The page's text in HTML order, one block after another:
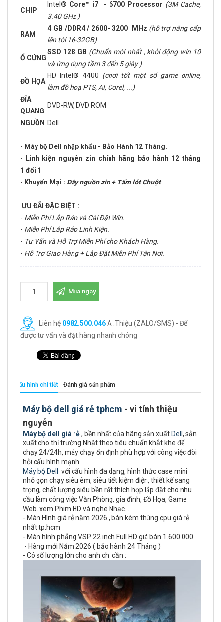
CHIP
Intel® Core™ i7 - 6700 Processor (3M Cache,
3.40 GHz )
RAM
4 GB /DDR4 / 2600- 3200 MHz (hỗ trợ nâng cấp
lên tới 16-32GB)
Ổ CỨNG
SSD 128 GB (Chuẩn mới nhất , khởi động win 10
và ứng dụng tầm 3 đến 5 giây )
ĐỒ HỌA
HD Intel® 4400 (chơi tốt một số game online,
làm đồ hoạ PTS, AI, Corel, ...)
ĐĨA
QUANG
DVD-RW, DVD ROM
NGUỒN Dell
- Máy bộ Dell nhập khẩu - Bảo Hành 12 Tháng.
-
Linh kiện nguyên zin chính hãng bảo hành 12 tháng
1 đổi 1
- Khuyến Mại : Dây nguồn zin + Tấm lót Chuột
ƯU ĐÃI ĐẶC BIỆT :
- Miễn Phí Lắp Ráp và Cài Đặt Win.
- Miễn Phí Lắp Ráp Linh Kiện.
- Tư Vấn và Hỗ Trợ Miễn Phí cho Khách Hàng.
- Hỗ Trợ Giao Hàng + Lắp Đặt Miễn Phí Tận Nơi.
Mua ngay
Liên hệ 0982.500.046A .Thiệu (ZALO/SMS) - Để
được tư vấn và đặt hàng nhanh chóng
Cấu hình chi tiết Đánh giá sản phẩm
Máy bộ dell giá rẻ tphcm - vi tính thiệu
nguyễn
Máy bộ dell giá rẻ, bền nhất của hãng sản xuất Dell , sản
xuất cho thị trường Nhật theo tiêu chuẩn khắt khe để
chạy 24/24h, máy chạy ổn định phù hợp với công việc đòi
hỏi cấu hình mạnh.
Máy bộ Dell
với cấu hình đa dạng, hình thức case mini
nhỏ gọn chạy siêu êm, siêu tiết kiệm điện, thiết kế sang
trọng, chất lượng siêu bền rất thích hợp lắp đặt cho nhu
cầu làm công việc Văn Phòng, gia đình, Đồ Họa, Game
Web, xem Phim HD và nghe Nhạc…
- Màn Hình giá rẻ năm 2026 , bán kèm thùng cpu giá rẻ
nhất tp.hcm
- Màn hình phẳng VSP 22 inch Full HD giá bán 1.600.000
- Hàng mới Năm 2026 ( bảo hành 24 Tháng )
- Có số lượng lớn cho anh chị cần :